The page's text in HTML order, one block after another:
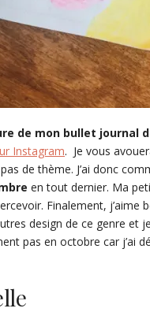
de mon bullet journal
Instagram. Je vous
de thème. J’ai donc
en tout dernier. Ma
Finalement,
design de ce genre
pas en octobre car j’ai